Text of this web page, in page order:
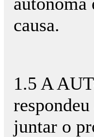
causa.
1.5 A
juntar o